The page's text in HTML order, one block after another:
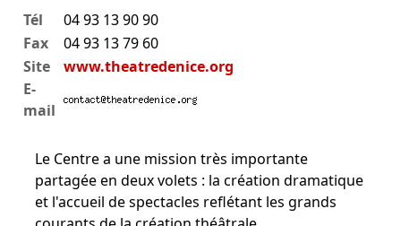
Tél
04 93 13 90 90
Fax
04 93 13 79 60
Site
www.theatredenice.org
E-
mail
Le Centre a une mission très importante
partagée en deux volets : la création dramatique
et l'accueil de spectacles reflétant les grands